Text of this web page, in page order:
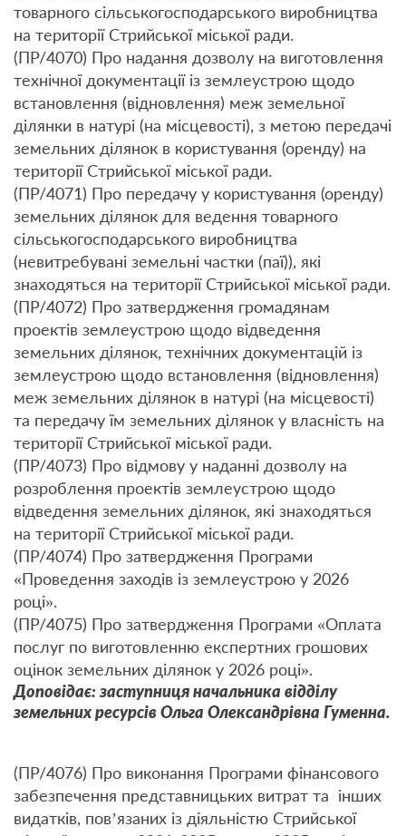
товарного сільськогосподарського виробництва
на території Стрийської міської ради.
(ПР/4070) Про надання дозволу на виготовлення
технічної документації із землеустрою щодо
встановлення (відновлення) меж земельної
ділянки в натурі (на місцевості), з метою передачі
земельних ділянок в користування (оренду) на
території Стрийської міської ради.
(ПР/4071) Про передачу у користування (оренду)
земельних ділянок для ведення товарного
сільськогосподарського виробництва
(невитребувані земельні частки (паї)), які
знаходяться на території Стрийської міської ради.
(ПР/4072) Про затвердження громадянам
проектів землеустрою щодо відведення
земельних ділянок, технічних документацій із
землеустрою щодо встановлення (відновлення)
меж земельних ділянок в натурі (на місцевості)
та передачу їм земельних ділянок у власність на
території Стрийської міської ради.
(ПР/4073) Про відмову у наданні дозволу на
розроблення проектів землеустрою щодо
відведення земельних ділянок, які знаходяться
на території Стрийської міської ради.
(ПР/4074) Про затвердження Програми
«Проведення заходів із землеустрою у 2026
році».
(ПР/4075) Про затвердження Програми «Оплата
послуг по виготовленню експертних грошових
оцінок земельних ділянок у 2026 році».
Доповідає:заступниця начальника відділу
земельних ресурсів Ольга Олександрівна Гуменна.
(ПР/4076) Про виконання Програми фінансового
забезпечення представницьких витрат та інших
видатків, пов’язаних із діяльністю Стрийської